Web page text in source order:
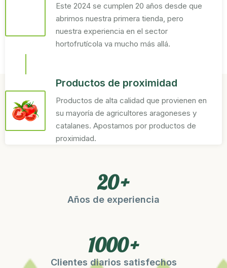
Este 2024 se cumplen 20 años desde que
abrimos nuestra primera tienda, pero
nuestra experiencia en el sector
hortofrutícola va mucho más allá.
Productos de proximidad
Productos de alta calidad que provienen en
su mayoría de agricultores aragoneses y
catalanes. Apostamos por productos de
proximidad.
20+
Años de experiencia
1000+
Clientes diarios satisfechos